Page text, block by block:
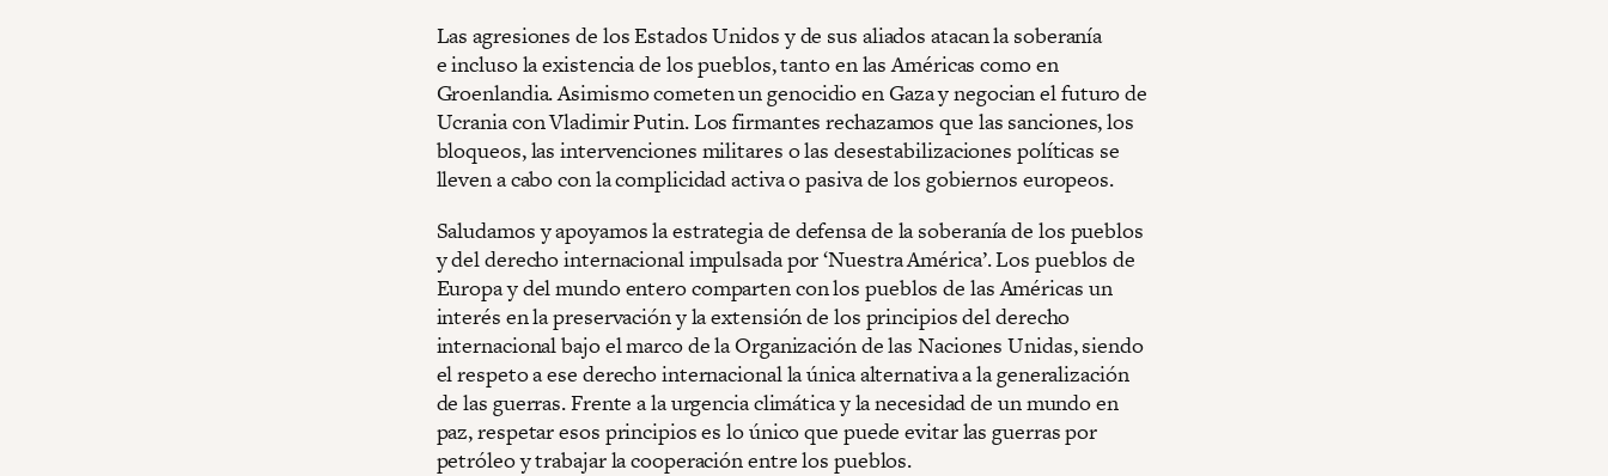
Las agresiones de los Estados Unidos y de sus aliados atacan la soberanía
e incluso la existencia de los pueblos, tanto en las Américas como en
Groenlandia. Asimismo cometen un genocidio en Gaza y negocian el futuro de
Ucrania con Vladimir Putin. Los firmantes rechazamos que las sanciones, los
bloqueos, las intervenciones militares o las desestabilizaciones políticas se
lleven a cabo con la complicidad activa o pasiva de los gobiernos europeos.
Saludamos y apoyamos la estrategia de defensa de la soberanía de los pueblos
y del derecho internacional impulsada por ‘Nuestra América’. Los pueblos de
Europa y del mundo entero comparten con los pueblos de las Américas un
interés en la preservación y la extensión de los principios del derecho
internacional bajo el marco de la Organización de las Naciones Unidas, siendo
el respeto a ese derecho internacional la única alternativa a la generalización
de las guerras. Frente a la urgencia climática y la necesidad de un mundo en
paz, respetar esos principios es lo único que puede evitar las guerras por
petróleo y trabajar la cooperación entre los pueblos.